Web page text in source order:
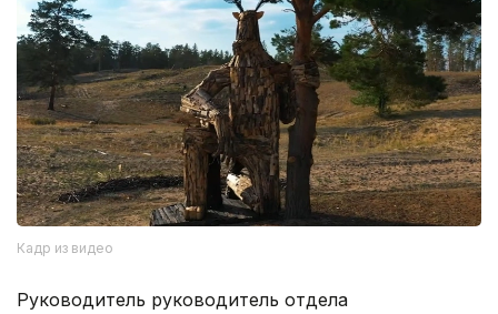
Кадр из видео
Руководитель руководитель отдела